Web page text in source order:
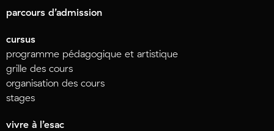
parcours d’admission
cursus
programme pédagogique et artistique
grille des cours
organisation des cours
stages
vivre à l’esac